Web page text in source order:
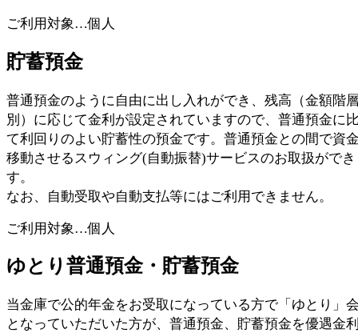
ご利用対象…個人
貯蓄預金
普通預金のように自由に出し入れができ、残高（金額階
別）に応じて金利が設定されていますので、普通預金に
て利回りのよい貯蓄性の預金です。普通預金との間で資
移動させるスウィング(自動振替)サービスのお取扱がで
す。
なお、自動受取や自動支払等にはご利用できません。
ご利用対象…個人
ゆとり普通預金・貯蓄預金
当金庫で公的年金をお受取になっている方で「ゆとり」
となっていただいた方が、普通預金、貯蓄預金を優遇金